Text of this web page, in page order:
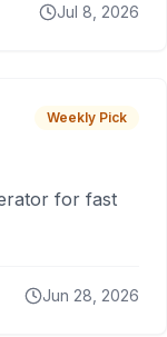
Jul 8, 2026
Weekly Pick
for fast
Jun 28, 2026